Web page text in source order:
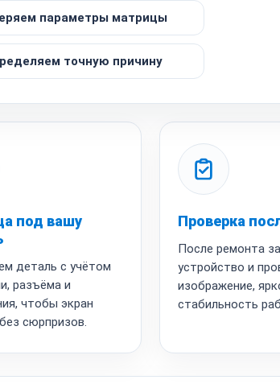
параметры матрицы
точную причину
под вашу
деталь с учётом
разъёма и
чтобы экран
сюрпризов.
Проверка
После ремонта
устройство и
изображение,
стабильность